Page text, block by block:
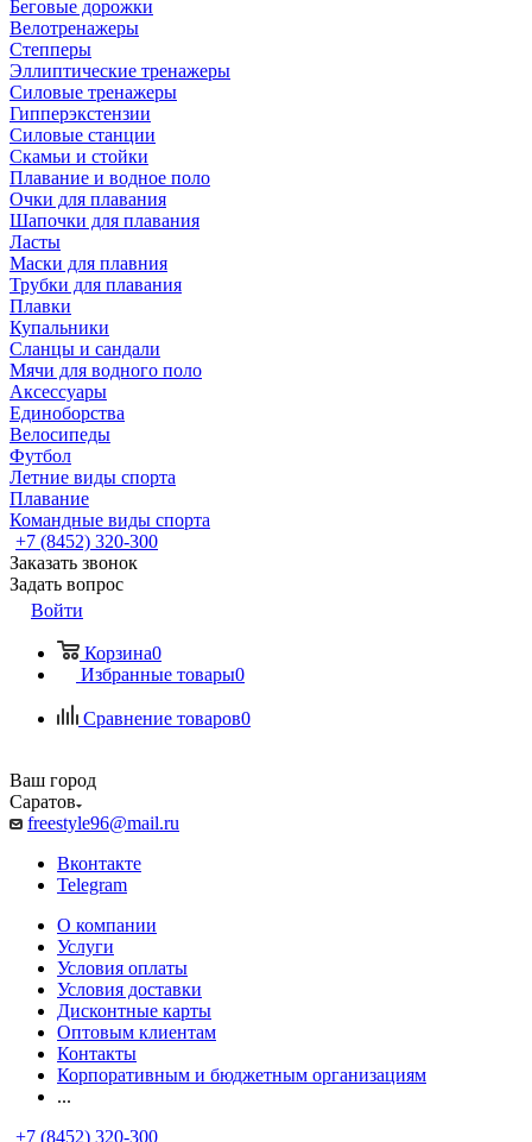
Беговые дорожки
Велотренажеры
Степперы
Эллиптические тренажеры
Силовые тренажеры
Гипперэкстензии
Силовые станции
Скамьи и стойки
Плавание и водное поло
Очки для плавания
Шапочки для плавания
Ласты
Маски для плавния
Трубки для плавания
Плавки
Купальники
Сланцы и сандали
Мячи для водного поло
Аксессуары
Единоборства
Велосипеды
Футбол
Летние виды спорта
Плавание
Командные виды спорта
+7 (8452) 320-300
Заказать звонок
Задать вопрос
Войти
Корзина0
Избранные товары0
Сравнение товаров0
Ваш город
Саратов
freestyle96@mail.ru
Вконтакте
Telegram
О компании
Услуги
Условия оплаты
Условия доставки
Дисконтные карты
Оптовым клиентам
Контакты
Корпоративным и бюджетным организациям
...
+7 (8452) 320-300